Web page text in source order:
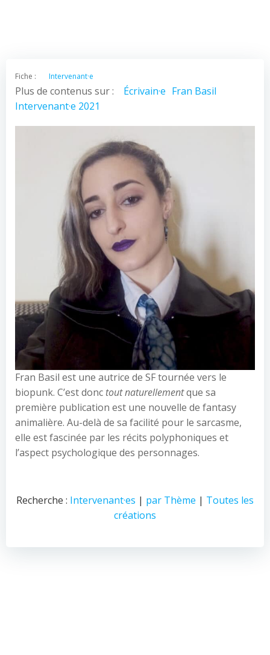
Fiche : Intervenant·e
Plus de contenus sur : Écrivain·e Fran Basil
Intervenant·e 2021
Fran Basil est une autrice de SF tournée vers le
biopunk. C’est donc tout naturellementque sa
première publication est une nouvelle de fantasy
animalière. Au-delà de sa facilité pour le sarcasme,
elle est fascinée par les récits polyphoniques et
l’aspect psychologique des personnages.
Recherche : Intervenant·es | par Thème | Toutes les
créations